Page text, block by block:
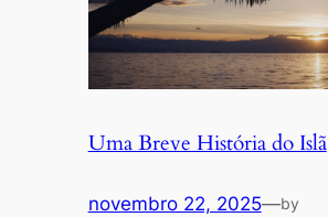
Uma Breve História do Islã
novembro 22, 2025—by